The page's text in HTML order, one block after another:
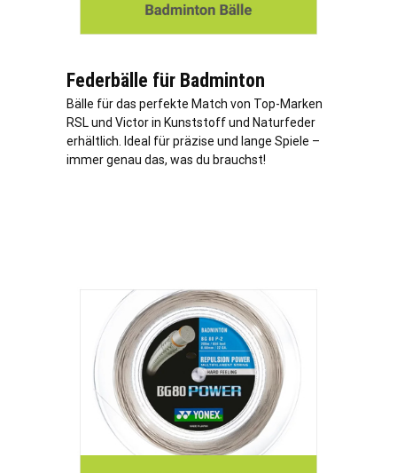
Federbälle für Badminton
Bälle für das perfekte Match von Top-Marken
RSL und Victor in Kunststoff und Naturfeder
erhältlich. Ideal für präzise und lange Spiele –
immer genau das, was du brauchst!